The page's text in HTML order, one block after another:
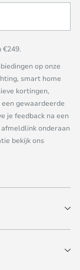
op onze
smart home
kortingen,
gewaardeerde
je feedback na een
onderaan
bekijk ons